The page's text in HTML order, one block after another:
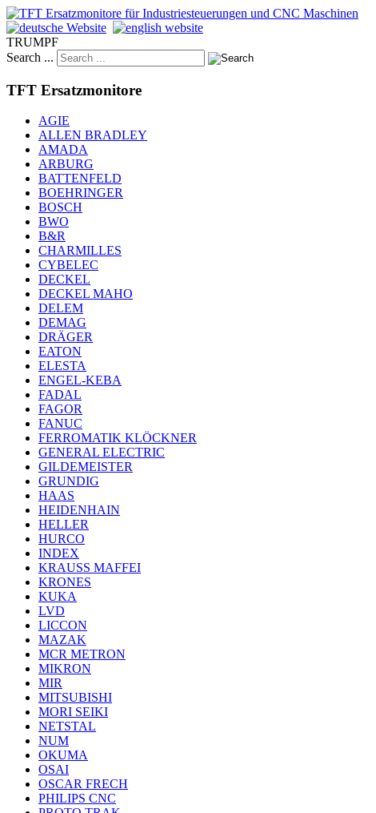
TRUMPF
Search ...
TFT Ersatzmonitore
AGIE
ALLEN BRADLEY
AMADA
ARBURG
BATTENFELD
BOEHRINGER
BOSCH
BWO
B&R
CHARMILLES
CYBELEC
DECKEL
DECKEL MAHO
DELEM
DEMAG
DRÄGER
EATON
ELESTA
ENGEL-KEBA
FADAL
FAGOR
FANUC
FERROMATIK KLÖCKNER
GENERAL ELECTRIC
GILDEMEISTER
GRUNDIG
HAAS
HEIDENHAIN
HELLER
HURCO
INDEX
KRAUSS MAFFEI
KRONES
KUKA
LVD
LICCON
MAZAK
MCR METRON
MIKRON
MIR
MITSUBISHI
MORI SEIKI
NETSTAL
NUM
OKUMA
OSAI
OSCAR FRECH
PHILIPS CNC